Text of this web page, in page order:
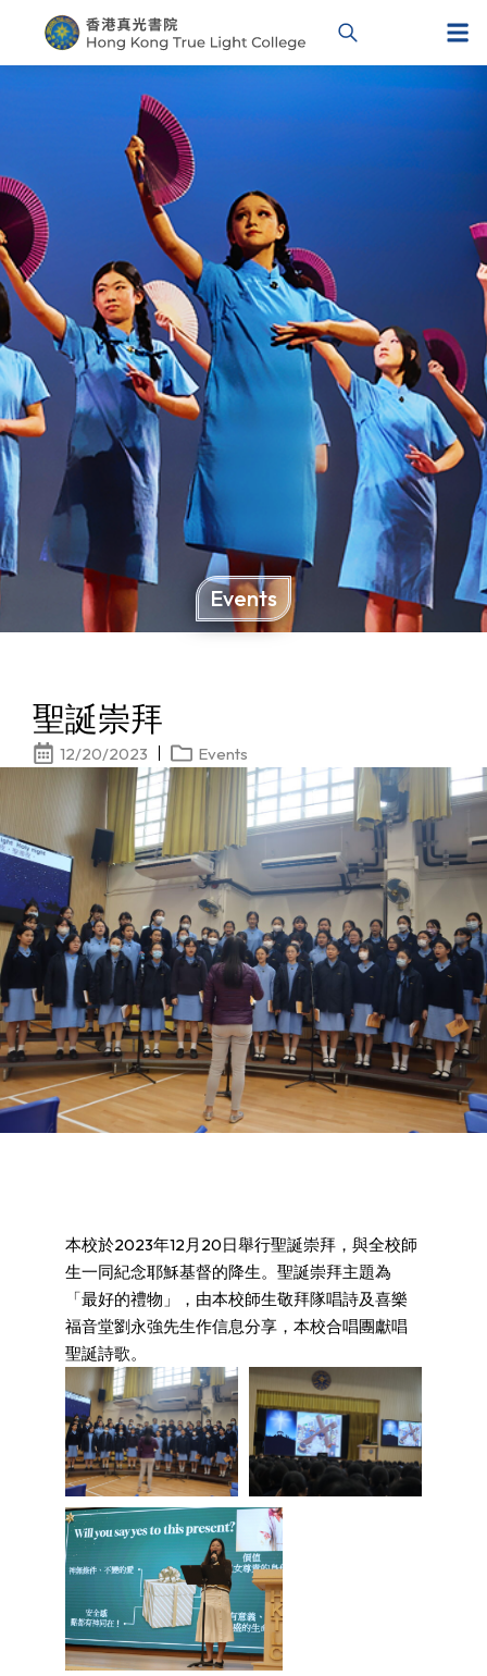
Events
聖誕崇拜
12/20/2023 Events
本校於2023年12月20日舉行聖誕崇拜，與全校師
生一同紀念耶穌基督的降生。聖誕崇拜主題為
「最好的禮物」，由本校師生敬拜隊唱詩及喜樂
福音堂劉永強先生作信息分享，本校合唱團獻唱
聖誕詩歌。